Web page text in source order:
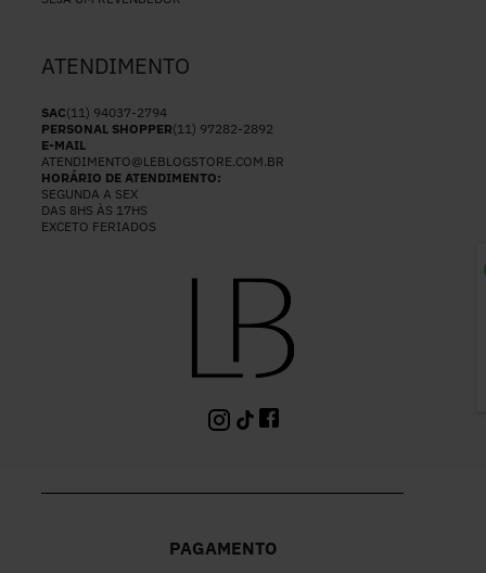
ATENDIMENTO
SAC(11) 94037-2794
PERSONAL SHOPPER(11) 97282-2892
E-MAIL
ATENDIMENTO@LEBLOGSTORE.COM.BR
HORÁRIO DE ATENDIMENTO:
SEGUNDA A SEX
DAS 8HS ÀS 17HS
EXCETO FERIADOS
PAGAMENTO